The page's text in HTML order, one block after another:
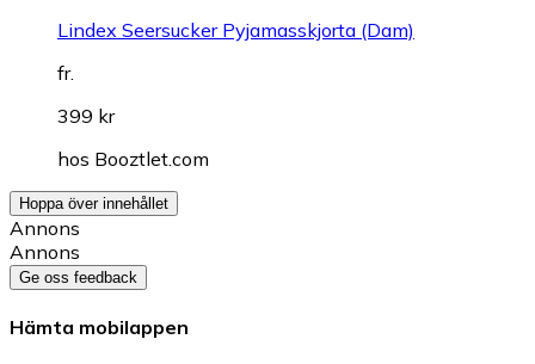
Lindex Seersucker Pyjamasskjorta (Dam)
fr.
399 kr
hos Booztlet.com
Hoppa över innehållet
Annons
Annons
Ge oss feedback
Hämta mobilappen